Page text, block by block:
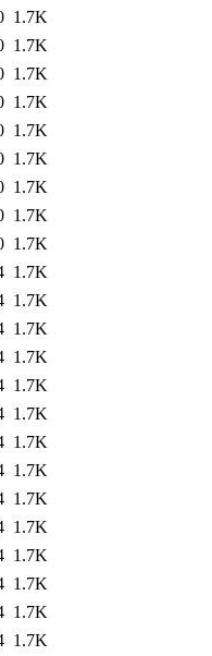
1.7K
1.7K
1.7K
1.7K
1.7K
1.7K
1.7K
1.7K
1.7K
1.7K
1.7K
1.7K
1.7K
1.7K
1.7K
1.7K
1.7K
1.7K
1.7K
1.7K
1.7K
1.7K
1.7K